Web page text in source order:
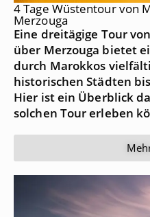
4 Tage Wüstentour von
Merzouga
Eine dreitägige Tour
über Merzouga bietet
durch Marokkos
historischen Städten
Hier ist ein Überblick
solchen Tour erleben